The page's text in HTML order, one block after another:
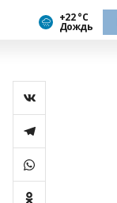
+22 °С
Дождь